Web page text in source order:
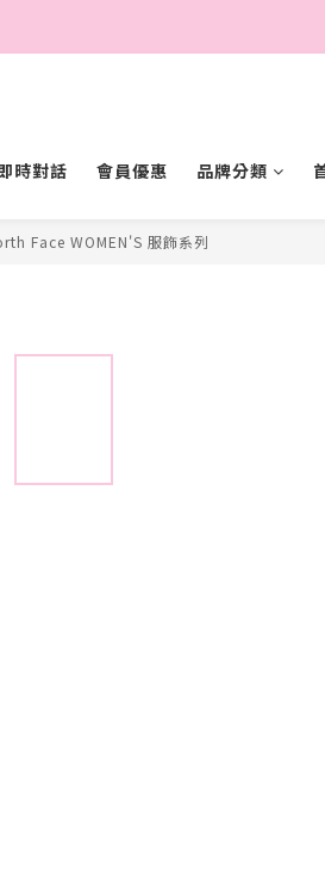
時對話 會員優惠 品牌分類
Face WOMEN'S 服飾系列